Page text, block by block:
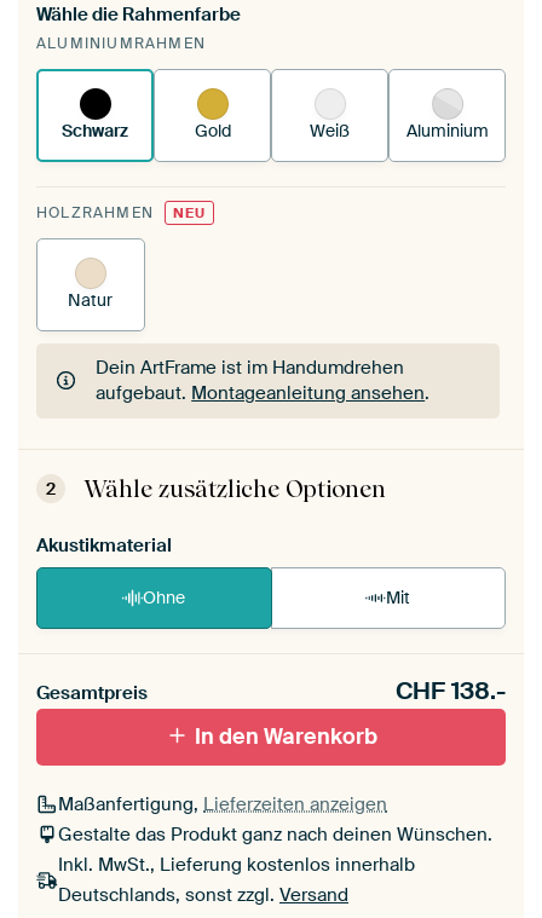
Du spannst einen wechselbaren Textiltuch in
deinen vorhandenen ArtFrame™.
funktioniert es.
Wähle die Rahmenfarbe
ALUMINIUMRAHMEN
Schwarz Gold Weiß Aluminium
HOLZRAHMEN NEU
Natur
Dein ArtFrame ist im Handumdrehen
aufgebaut. Montageanleitung ansehen.
Dein ArtFrame ist im Handumdrehen
aufgebaut.Montageanleitung ansehen
2 Wähle zusätzliche Optionen
Akustikmaterial
Ohne Mit
Gesamtpreis CHF138.-
In den Warenkorb
Maßanfertigung, Lieferzeiten anzeigen
Gestalte das Produkt ganz nach deinen Wünschen.
Inkl. MwSt., Lieferung kostenlos innerhalb
Deutschlands, sonst zzgl. Versand